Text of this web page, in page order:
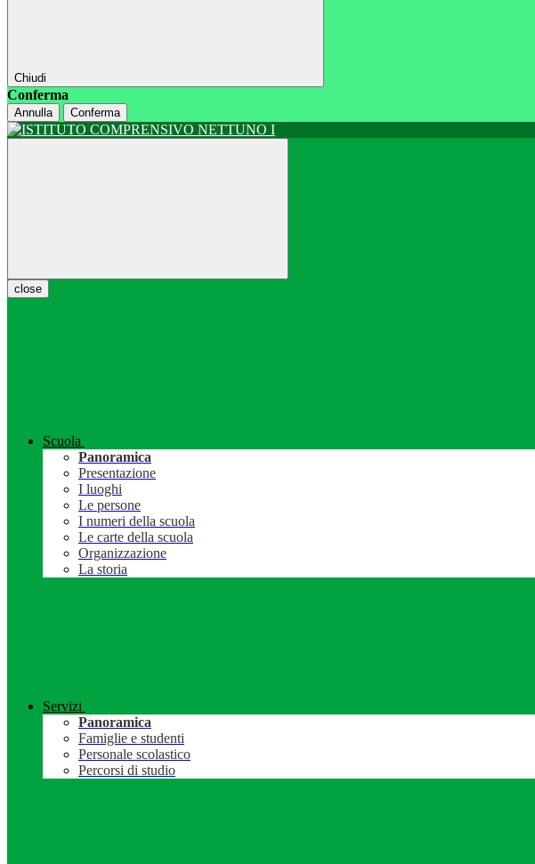
Chiudi
Conferma
Annulla Conferma
close
Scuola
Panoramica
Presentazione
I luoghi
Le persone
I numeri della scuola
Le carte della scuola
Organizzazione
La storia
Servizi
Panoramica
Famiglie e studenti
Personale scolastico
Percorsi di studio